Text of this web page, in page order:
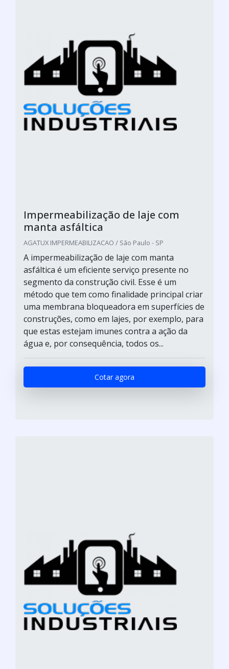
Impermeabilização de laje com
manta asfáltica
AGATUX IMPERMEABILIZACAO / São Paulo - SP
A impermeabilização de laje com manta
asfáltica é um eficiente serviço presente no
segmento da construção civil. Esse é um
método que tem como finalidade principal criar
uma membrana bloqueadora em superfícies de
construções, como em lajes, por exemplo, para
que estas estejam imunes contra a ação da
água e, por consequência, todos os...
Cotar agora